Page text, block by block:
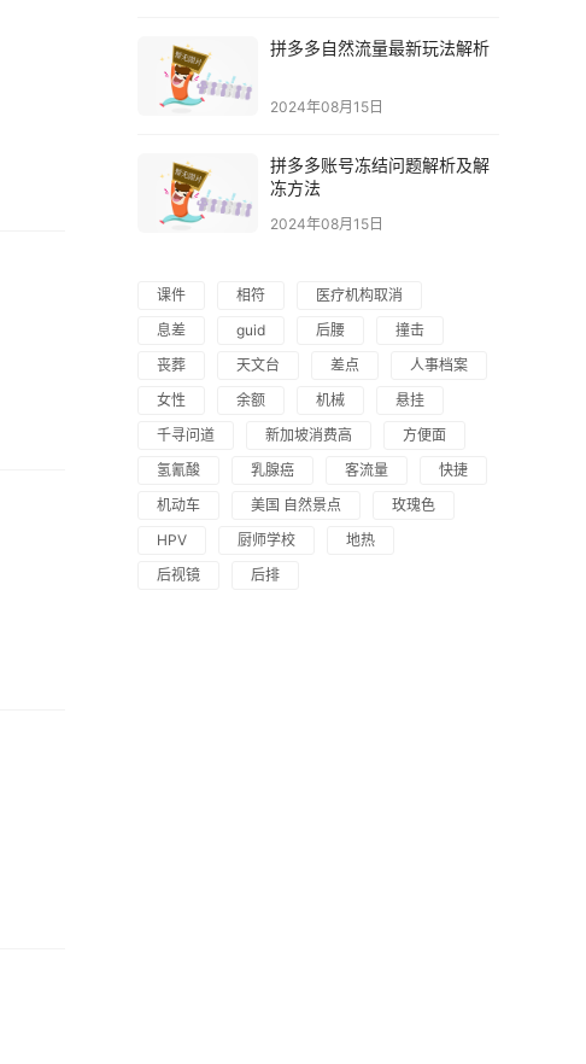
拼多多自然流量最新玩法解析
2024年08月15日
拼多多账号冻结问题解析及解
冻方法
2024年08月15日
课件 相符
医疗机构取消
息差
guid 后腰
撞击
丧葬
天文台 差点
人事档案
女性
余额 机械
悬挂
千寻问道
新加坡消费高
方便面
氢氰酸
乳腺癌 客流量
快捷
机动车
美国 自然景点
玫瑰色
HPV
厨师学校
地热
后视镜
后排